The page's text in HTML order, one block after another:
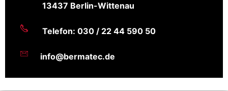
13437 Berlin-Wittenau
Telefon: 030 / 22 44 590 50
info@bermatec.de